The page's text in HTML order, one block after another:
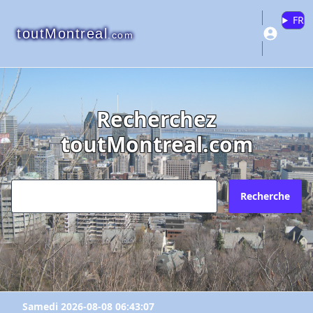
toutMontreal.com
FR
Recherchez
toutMontreal.com
Recherche
Samedi 2026-08-08 06:43:07